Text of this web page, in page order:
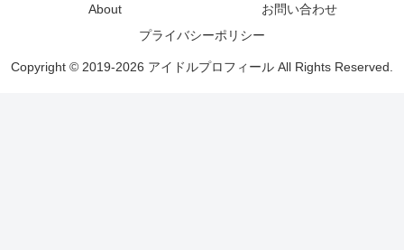
About
お問い合わせ
プライバシーポリシー
Copyright © 2019-2026 アイドルプロフィール All Rights Reserved.